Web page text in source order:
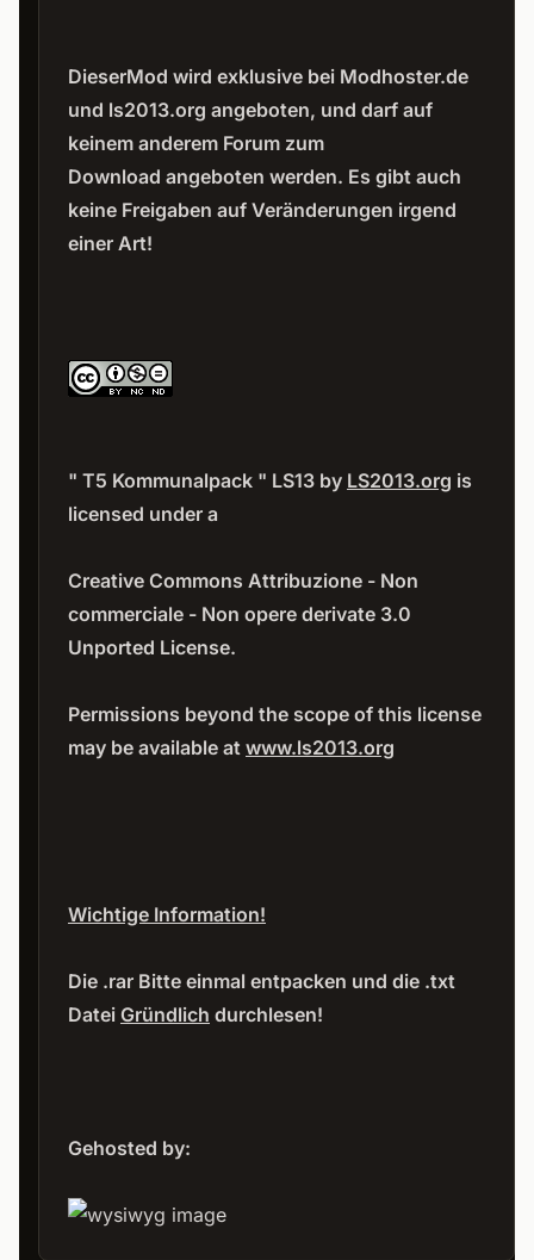
DieserMod wird exklusive bei Modhoster.de
und ls2013.org angeboten, und darf auf
keinem anderem Forum zum
Download angeboten werden. Es gibt auch
keine Freigaben auf Veränderungen irgend
einer Art!
" T5 Kommunalpack " LS13 by LS2013.org is
licensed under a
Creative Commons Attribuzione - Non
commerciale - Non opere derivate 3.0
Unported License.
Permissions beyond the scope of this license
may be available at www.ls2013.org
Wichtige Information!
Die .rar Bitte einmal entpacken und die .txt
Datei Gründlich durchlesen!
Gehosted by: